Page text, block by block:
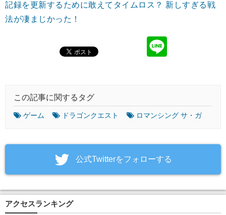
記録を更新するために敢えてタイムロス？ 新しすぎる戦
法が凄まじかった！
この記事に関するタグ
ゲーム ドラゴンクエスト ロマンシング サ・ガ
‎公式Twitterをフォローする
アクセスランキング